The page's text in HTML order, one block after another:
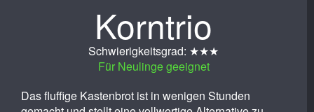
Korntrio
Schwierigkeitsgrad: ★★★
Für Neulinge geeignet
Das fluffige Kastenbrot ist in wenigen Stunden